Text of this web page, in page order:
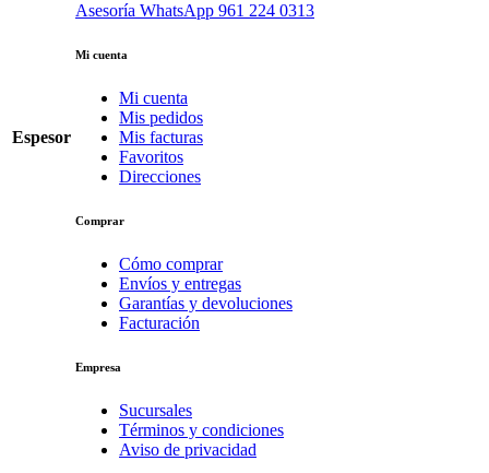
Espesor
Asesoría WhatsApp 961 224 0313
Mi cuenta
Mi cuenta
Mis pedidos
Mis facturas
Favoritos
Direcciones
Comprar
Cómo comprar
Envíos y entregas
Garantías y devoluciones
Facturación
Empresa
Sucursales
Términos y condiciones
Aviso de privacidad